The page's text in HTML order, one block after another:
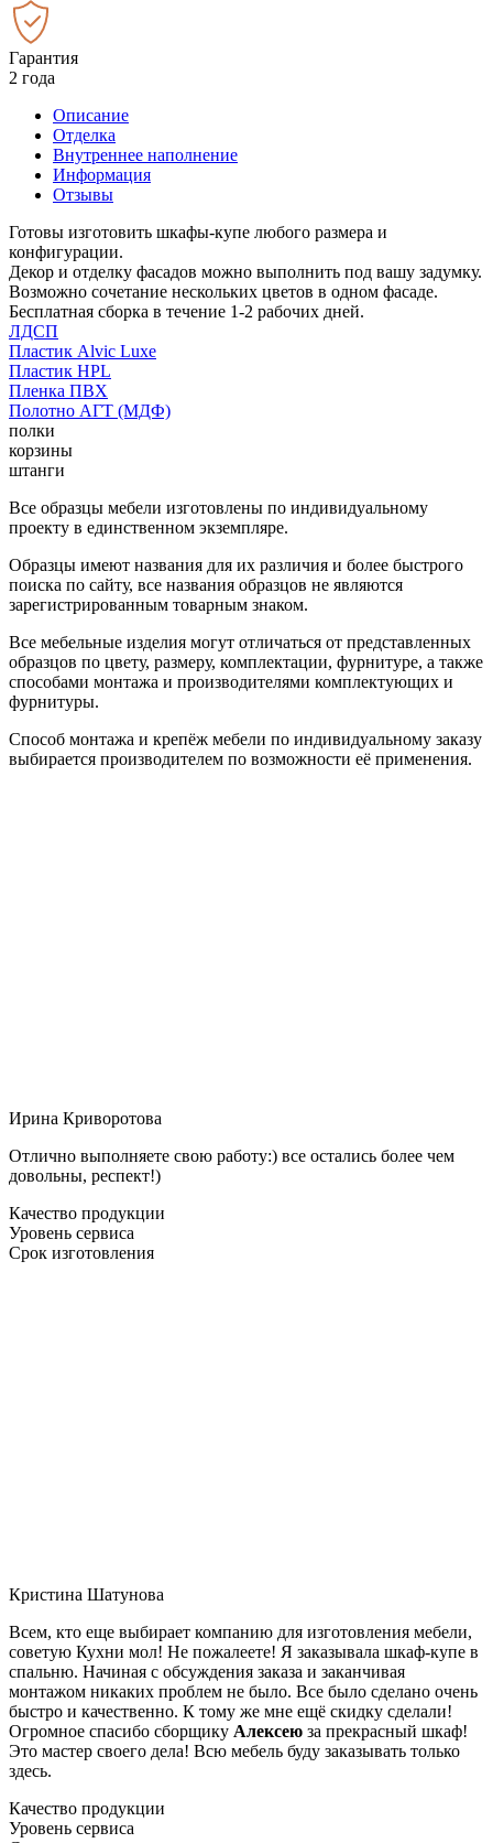
Гарантия
2 года
Описание
Отделка
Внутреннее наполнение
Информация
Отзывы
Готовы изготовить шкафы-купе любого размера и
конфигурации.
Декор и отделку фасадов можно выполнить под вашу задумку.
Возможно сочетание нескольких цветов в одном фасаде.
Бесплатная сборка в течение 1-2 рабочих дней.
ЛДСП
Пластик Alvic Luxe
Пластик HPL
Пленка ПВХ
Полотно АГТ (МДФ)
полки
корзины
штанги
Все образцы мебели изготовлены по индивидуальному
проекту в единственном экземпляре.
Образцы имеют названия для их различия и более быстрого
поиска по сайту, все названия образцов не являются
зарегистрированным товарным знаком.
Все мебельные изделия могут отличаться от представленных
образцов по цвету, размеру, комплектации, фурнитуре, а также
способами монтажа и производителями комплектующих и
фурнитуры.
Способ монтажа и крепёж мебели по индивидуальному заказу
выбирается производителем по возможности её применения.
Ирина Криворотова
Отлично выполняете свою работу:) все остались более чем
довольны, респект!)
Качество продукции
Уровень сервиса
Срок изготовления
Кристина Шатунова
Всем, кто еще выбирает компанию для изготовления мебели,
советую Кухни мол! Не пожалеете! Я заказывала шкаф-купе в
спальню. Начиная с обсуждения заказа и заканчивая
монтажом никаких проблем не было. Все было сделано очень
быстро и качественно. К тому же мне ещё скидку сделали!
Огромное спасибо сборщику Алексею за прекрасный шкаф!
Это мастер своего дела! Всю мебель буду заказывать только
здесь.
Качество продукции
Уровень сервиса